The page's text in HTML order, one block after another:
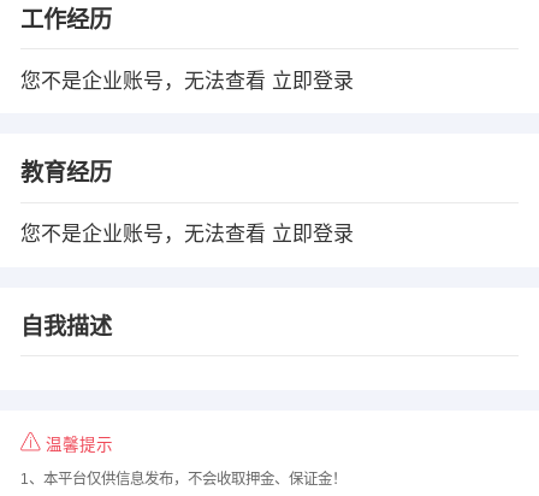
工作经历
您不是企业账号，无法查看 立即登录
教育经历
您不是企业账号，无法查看 立即登录
自我描述
温馨提示
1、本平台仅供信息发布，不会收取押金、保证金！